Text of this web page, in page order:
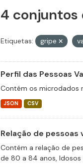
4 conjuntos
Etiquetas: gripe
Perfil das Pessoas
Contém os microdados
JSON CSV
Relação de pessoas
Contém a relação de
de 80 a 84 anos, Idosos